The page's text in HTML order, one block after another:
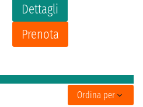
Dettagli
Prenota
Ordina per